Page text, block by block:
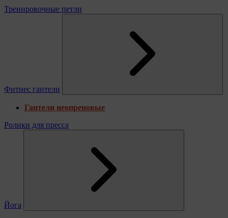
Тренировочные петли
Фитнес гантели
Гантели неопреновые
Ролики для пресса
Йога